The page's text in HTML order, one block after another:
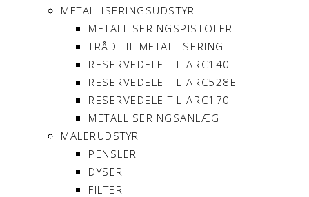
METALLISERINGSUDSTYR
METALLISERINGSPISTOLER
TRÅD TIL METALLISERING
RESERVEDELE TIL ARC140
RESERVEDELE TIL ARC528E
RESERVEDELE TIL ARC170
METALLISERINGSANLÆG
MALERUDSTYR
PENSLER
DYSER
FILTER